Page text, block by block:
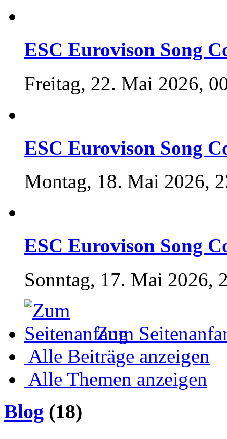
ESC Eurovison Song
Freitag, 22. Mai 2026,
ESC Eurovison Song
Montag, 18. Mai 2026,
ESC Eurovison Song
Sonntag, 17. Mai 2026,
Zum
Alle Beiträge anzeigen
Alle Themen anzeigen
Blog (18)